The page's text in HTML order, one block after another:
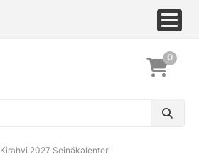
0
Kirahvi 2027 Seinäkalenteri